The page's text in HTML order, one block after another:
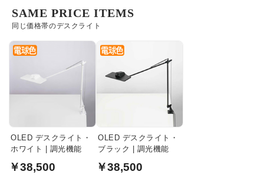
同じ価格帯のデスクライト
SAME PRICE ITEMS
OLED デスクライト・
ホワイト | 調光機能
￥38,500
OLED デスクライト・
ブラック | 調光機能
￥38,500